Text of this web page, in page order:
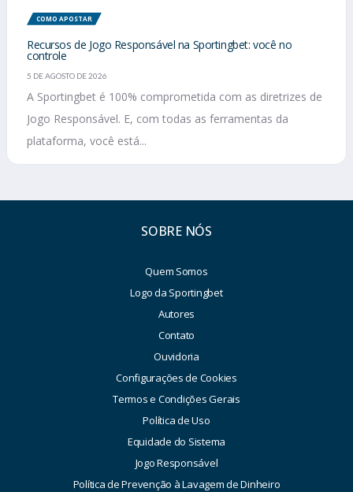
COMO APOSTAR
Recursos de Jogo Responsável na Sportingbet: você no
controle
5 DE AGOSTO DE 2026
A Sportingbet é 100% comprometida com as diretrizes de
Jogo Responsável. E, com todas as ferramentas da
plataforma, você está...
SOBRE NÓS
Quem Somos
Logo da Sportingbet
Autores
Contato
Ouvidoria
Configurações de Cookies
Termos e Condições Gerais
Política de Uso
Equidade do Sistema
Jogo Responsável
Política de Prevenção à Lavagem de Dinheiro